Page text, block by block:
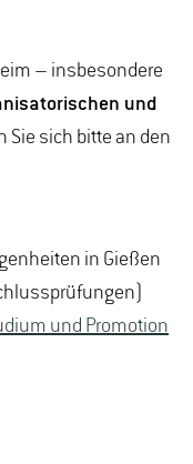
– insbesondere
und
Sie sich bitte an den
in Gießen
und Promotion